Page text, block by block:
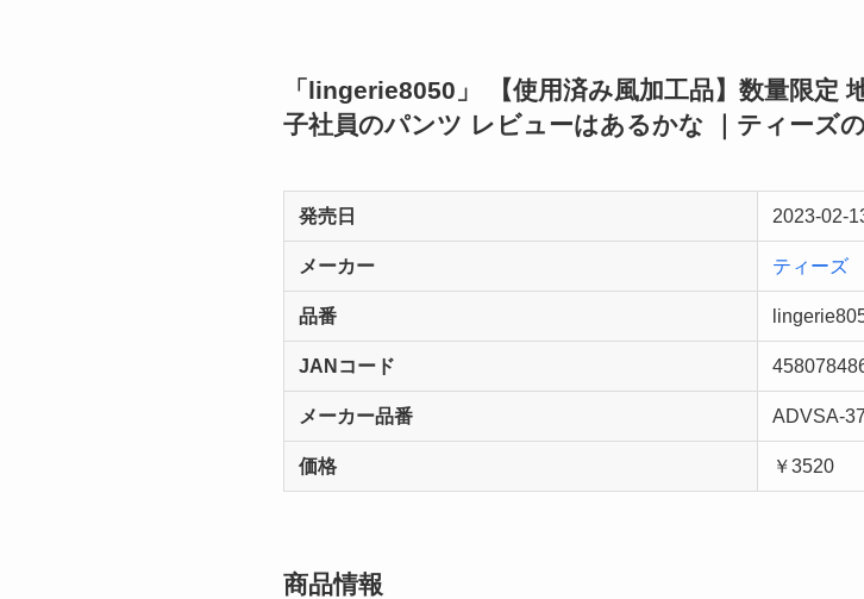
「lingerie8050」 【使用済み風加工品】数量限定
子社員のパンツ レビューはあるかな ｜ティーズ
発売日 2023-02-
メーカー ティーズ
品番
JANコード
メーカー品番 ADVSA-
価格 ￥3520
商品情報